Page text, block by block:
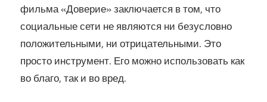
фильма «Доверие» заключается в том, что
социальные сети не являются ни безусловно
положительными, ни отрицательными. Это
просто инструмент. Его можно использовать как
во благо, так и во вред.